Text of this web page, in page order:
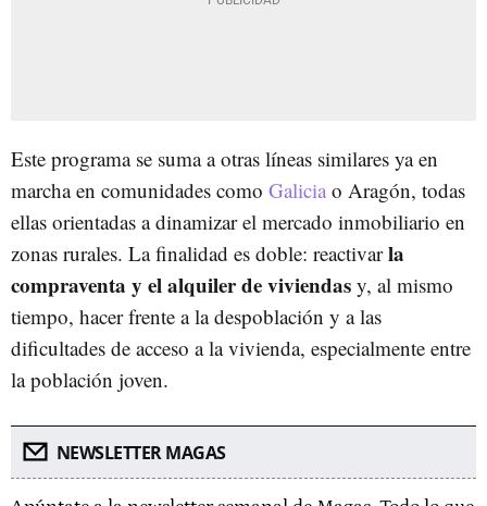
Este programa se suma a otras líneas similares ya en
marcha en comunidades como Galicia o Aragón, todas
ellas orientadas a dinamizar el mercado inmobiliario en
zonas rurales. La finalidad es doble: reactivarla
compraventa y el alquiler de viviendas y, al mismo
tiempo, hacer frente a la despoblación y a las
dificultades de acceso a la vivienda, especialmente entre
la población joven.
NEWSLETTER MAGAS